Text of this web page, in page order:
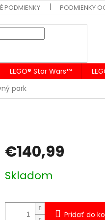
PODMIENKY PODMIENKY
LEGO® Star Wars™
park
€140,99
cena:
Skladom
Pridať do